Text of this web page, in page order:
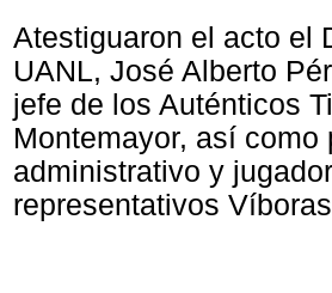
Atestiguaron el acto el
UANL, José Alberto
jefe de los Auténticos
Montemayor, así como
administrativo y
representativos